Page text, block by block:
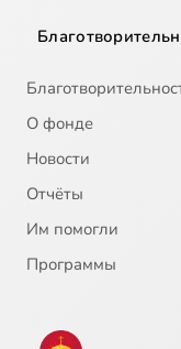
21
22
О фонде
Новости
Отчёты
Им помогли
Программы